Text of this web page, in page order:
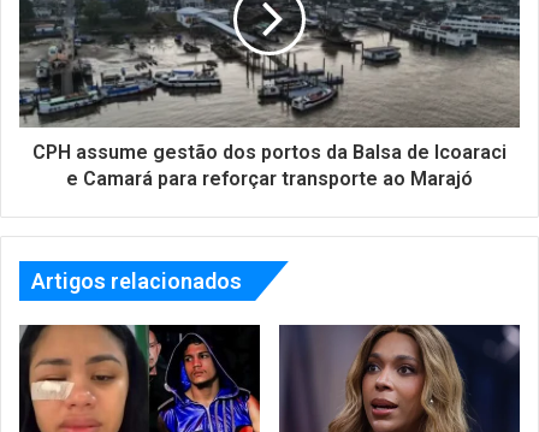
CPH assume gestão dos portos da Balsa de Icoaraci
e Camará para reforçar transporte ao Marajó
Artigos relacionados